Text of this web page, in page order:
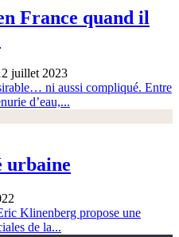
France quand il
juillet 2023
ni aussi compliqué. Entre
d’eau,...
urbaine
Klinenberg propose une
de la...